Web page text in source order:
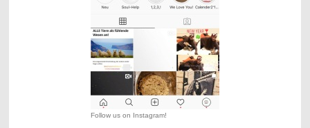
Follow us on Instagram!